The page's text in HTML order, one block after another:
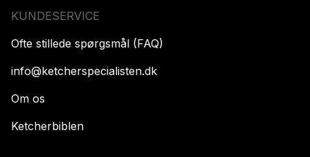
KUNDESERVICE
Ofte stillede spørgsmål (FAQ)
info@ketcherspecialisten.dk
Om os
Ketcherbiblen